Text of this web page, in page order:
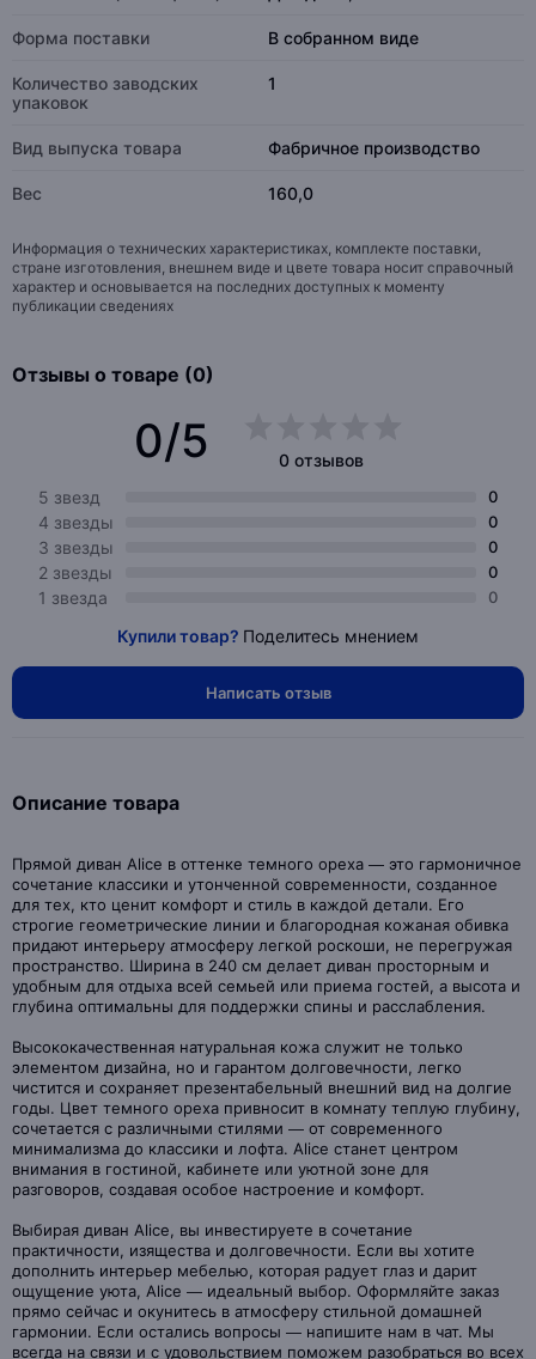
Форма поставки В собранном виде
Количество заводских
упаковок
1
Вид выпуска товара Фабричное производство
Вес 160,0
Информация о технических характеристиках, комплекте поставки,
стране изготовления, внешнем виде и цвете товара носит справочный
характер и основывается на последних доступных к моменту
публикации сведениях
Отзывы о товаре (0)
0/5
0 отзывов
5 звезд
0
4 звезды 0
3 звезды 0
2 звезды 0
1 звезда 0
Купили товар? Поделитесь мнением
Написать отзыв
Описание товара
Прямой диван Alice в оттенке темного ореха — это гармоничное
сочетание классики и утонченной современности, созданное
для тех, кто ценит комфорт и стиль в каждой детали. Его
строгие геометрические линии и благородная кожаная обивка
придают интерьеру атмосферу легкой роскоши, не перегружая
пространство. Ширина в 240 см делает диван просторным и
удобным для отдыха всей семьей или приема гостей, а высота и
глубина оптимальны для поддержки спины и расслабления.
Высококачественная натуральная кожа служит не только
элементом дизайна, но и гарантом долговечности, легко
чистится и сохраняет презентабельный внешний вид на долгие
годы. Цвет темного ореха привносит в комнату теплую глубину,
сочетается с различными стилями — от современного
минимализма до классики и лофта. Alice станет центром
внимания в гостиной, кабинете или уютной зоне для
разговоров, создавая особое настроение и комфорт.
Выбирая диван Alice, вы инвестируете в сочетание
практичности, изящества и долговечности. Если вы хотите
дополнить интерьер мебелью, которая радует глаз и дарит
ощущение уюта, Alice — идеальный выбор. Оформляйте заказ
прямо сейчас и окунитесь в атмосферу стильной домашней
гармонии. Если остались вопросы — напишите нам в чат. Мы
всегда на связи и с удовольствием поможем разобраться во всех